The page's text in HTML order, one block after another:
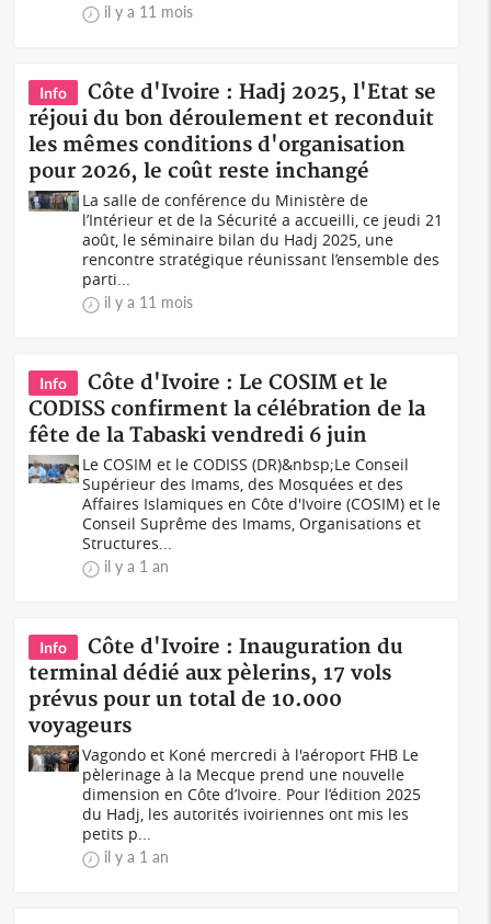
il y a 11 mois
Info
Côte d'Ivoire : Hadj 2025, l'Etat se
réjoui du bon déroulement et reconduit
les mêmes conditions d'organisation
pour 2026, le coût reste inchangé
La salle de conférence du Ministère de
l’Intérieur et de la Sécurité a accueilli, ce jeudi 21
août, le séminaire bilan du Hadj 2025, une
rencontre stratégique réunissant l’ensemble des
parti...
il y a 11 mois
Info
Côte d'Ivoire : Le COSIM et le
CODISS confirment la célébration de la
fête de la Tabaski vendredi 6 juin
Le COSIM et le CODISS (DR)&nbsp;Le Conseil
Supérieur des Imams, des Mosquées et des
Affaires Islamiques en Côte d'Ivoire (COSIM) et le
Conseil Suprême des Imams, Organisations et
Structures...
il y a 1 an
Info
Côte d'Ivoire : Inauguration du
terminal dédié aux pèlerins, 17 vols
prévus pour un total de 10.000
voyageurs
Vagondo et Koné mercredi à l'aéroport FHB Le
pèlerinage à la Mecque prend une nouvelle
dimension en Côte d’Ivoire. Pour l’édition 2025
du Hadj, les autorités ivoiriennes ont mis les
petits p...
il y a 1 an